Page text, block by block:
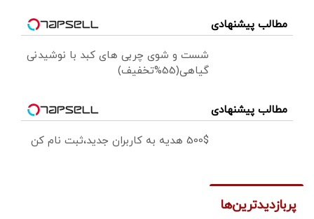
مطالب پیشنهادی
شست و شوی چربی های کبد با نوشیدنی
گیاهی(55%تخفیف)
مطالب پیشنهادی
500$ هدیه به کاربران جدید،ثبت نام کن
پربازدیدترین‌ها